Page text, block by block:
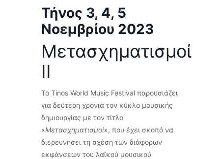
Τήνος 3, 4, 5
Νοεμβρίου 2023
Μετασχηματισμοί
ΙΙ
Το Tinos World Music Festival παρουσιάζει
για δεύτερη χρονιά τον κύκλο μουσικής
δημιουργίας με τον τίτλο
«Μετασχηματισμοί», που έχει σκοπό να
διερευνήσει τη σχέση των διάφορων
εκφάνσεων του λαϊκού μουσικού